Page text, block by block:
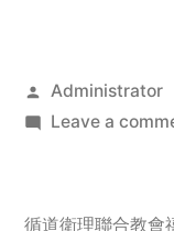
Posted
by
Administrator
Leave a
循道衛理聯合教會